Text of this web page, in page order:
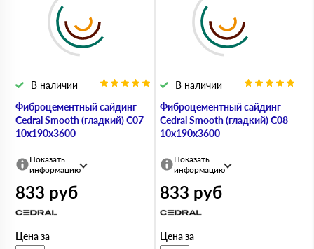
Фиброцементный сайдинг
Cedral Smooth (гладкий) С07
10х190х3600
В наличии
Показать
информацию
833 руб
Цена за
Фиброцементный сайдинг
Cedral Smooth (гладкий) С08
10х190х3600
В наличии
Показать
информацию
833 руб
Цена за